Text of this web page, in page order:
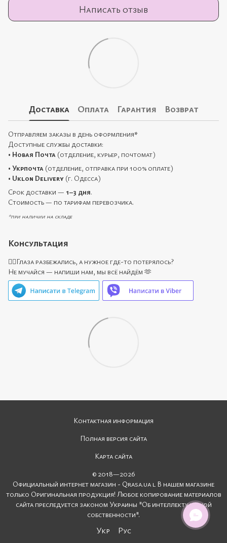
Написать отзыв
Доставка Оплата Гарантия Возврат
Отправляем заказы в день оформления*
Доступные службы доставки:
• Новая Почта (отделение, курьер, почтомат)
• Укрпочта (отделение, отправка при 100% оплате)
• Uklon Delivery (г. Одесса)
Срок доставки — 1–3 дня.
Стоимость — по тарифам перевозчика.
*при наличии на складе
Консультация
🙋‍♀️Глаза разбежались, а нужное где-то потерялось?
Не мучайся — напиши нам, мы всё найдём 🫶
Контактная информация
Полная версия сайта
Карта сайта
© 2018—2026
Официальный интернет магазин - Qrasa.ua l В нашем магазине
только Оригинальная продукция! Любое копирование материалов
сайта преследуется законом Украины "Об интеллектуальной
собственности".
Укр Рус